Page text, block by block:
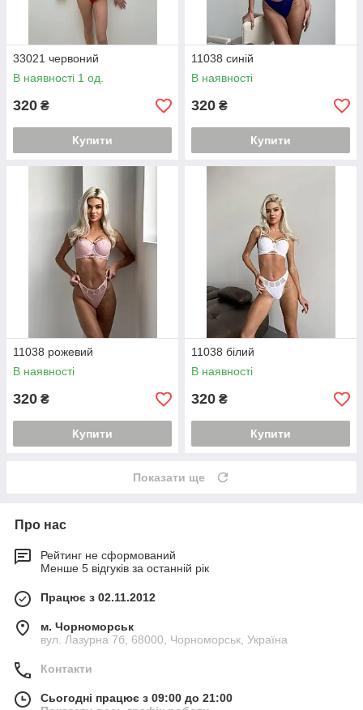
33021 червоний
В наявності 1 од.
320 ₴
Купити
11038 синій
В наявності
320 ₴
Купити
11038 рожевий
В наявності
320 ₴
Купити
11038 білий
В наявності
320 ₴
Купити
Показати ще
Про нас
Рейтинг не сформований
Менше 5 відгуків за останній рік
Працює з 02.11.2012
м. Чорноморськ
вул. Лазурна 7б, 68000, Чорноморськ, Україна
Контакти
Сьогодні працює з 09:00 до 21:00